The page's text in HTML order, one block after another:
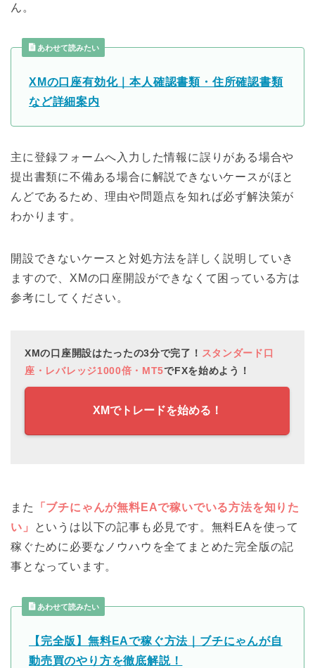
ん。
あわせて読みたい
XMの口座有効化｜本人確認書類・住所確認書類
など詳細案内
主に登録フォームへ入力した情報に誤りがある場合や
提出書類に不備ある場合に解説できないケースがほと
んどであるため、理由や問題点を知れば必ず解決策が
わかります。
開設できないケースと対処方法を詳しく説明していき
ますので、XMの口座開設ができなくて困っている方は
参考にしてください。
XMの口座開設はたったの3分で完了！ スタンダード口
座・レバレッジ1000倍・MT5でFXを始めよう！
XMでトレードを始める！
また
「ブチにゃんが無料EAで稼いでいる方法を知りた
い」
というは以下の記事も必見です。無料EAを使って
稼ぐために必要なノウハウを全てまとめた完全版の記
事となっています。
あわせて読みたい
【完全版】無料EAで稼ぐ方法｜ブチにゃんが自
動売買のやり方を徹底解説！